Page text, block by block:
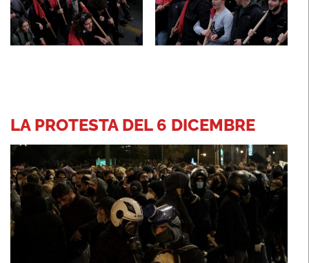
LA PROTESTA DEL 6 DICEMBRE